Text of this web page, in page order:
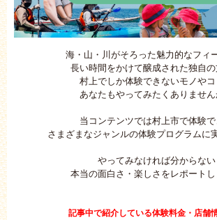
海・山・川がそろった魅力的なフィ
長い時間をかけて醸成された独自の
村上でしか体験できないモノやコ
あなたもやってみたくありません
当コンテンツでは村上市で体験で
さまざまなジャンルの体験プログラムに
やってみなければ分からない
本当の面白さ・楽しさをレポートし
記事中で紹介している体験料金・店舗